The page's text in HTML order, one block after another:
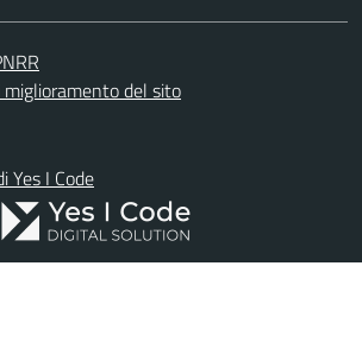
miglioramento del sito
Yes I Code